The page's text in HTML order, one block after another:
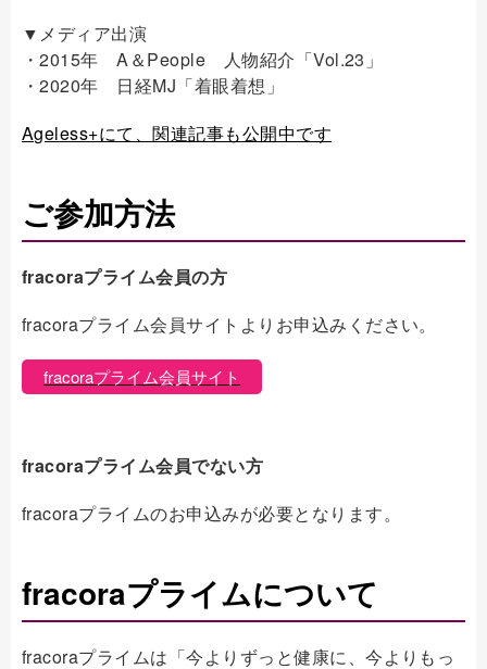
▼メディア出演
・2015年 A＆People 人物紹介「Vol.23」
・2020年 日経MJ「着眼着想」
Ageless+にて、関連記事も公開中です
ご参加方法
fracoraプライム会員の方
fracoraプライム会員サイトよりお申込みください。
fracoraプライム会員サイト
fracoraプライム会員でない方
fracoraプライムのお申込みが必要となります。
fracoraプライムについて
fracoraプライムは「今よりずっと健康に、今よりもっ